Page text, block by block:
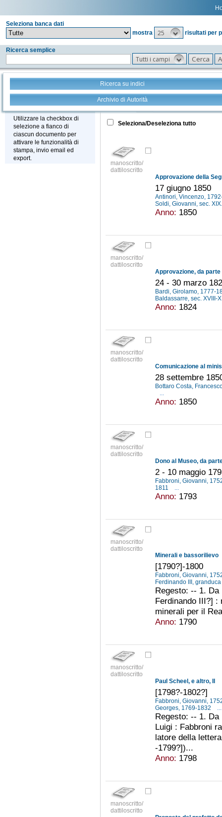
Seleziona banca dati
mostra
25 risultati per
Ricerca semplice
Tutti i campi
Ricerca su indici
Archivio di Autorità
Stampa - Email - Export
Utilizzare la checkbox di
selezione a fianco di
ciascun documento per
attivare le funzionalità di
stampa, invio email ed
export.
Tutto +
Seleziona/Deseleziona tutto
manoscritto/
dattiloscritto
17 giugno 1850
Antinori, Vincenzo,
Soldi, Giovanni, sec.
Anno: 1850
manoscritto/
dattiloscritto
24 - 30 marzo
Bardi, Girolamo, 1777-
Baldassarre, sec. XVIII-
Anno: 1824
manoscritto/
dattiloscritto
28 settembre
Bottaro Costa,
Anno: 1850
manoscritto/
dattiloscritto
2 - 10 maggio
Fabbroni, Giovanni,
1811
Anno: 1793
manoscritto/
dattiloscritto
Minerali e bassorilievo
[1790?]-1800
Fabbroni, Giovanni,
Ferdinando III,
Regesto: -- 1. Da
Ferdinando III?] :
minerali per il
Anno: 1790
manoscritto/
dattiloscritto
Paul Scheel, e altro, II
[1798?-1802?]
Fabbroni, Giovanni,
Georges, 1769-1832
...
Regesto: -- 1. Da
Luigi : Fabbroni
latore della
-1799?])...
Anno: 1798
manoscritto/
dattiloscritto